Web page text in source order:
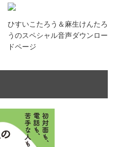
ひすいこたろう＆麻生けんたろ
うのスペシャル音声ダウンロー
ドページ